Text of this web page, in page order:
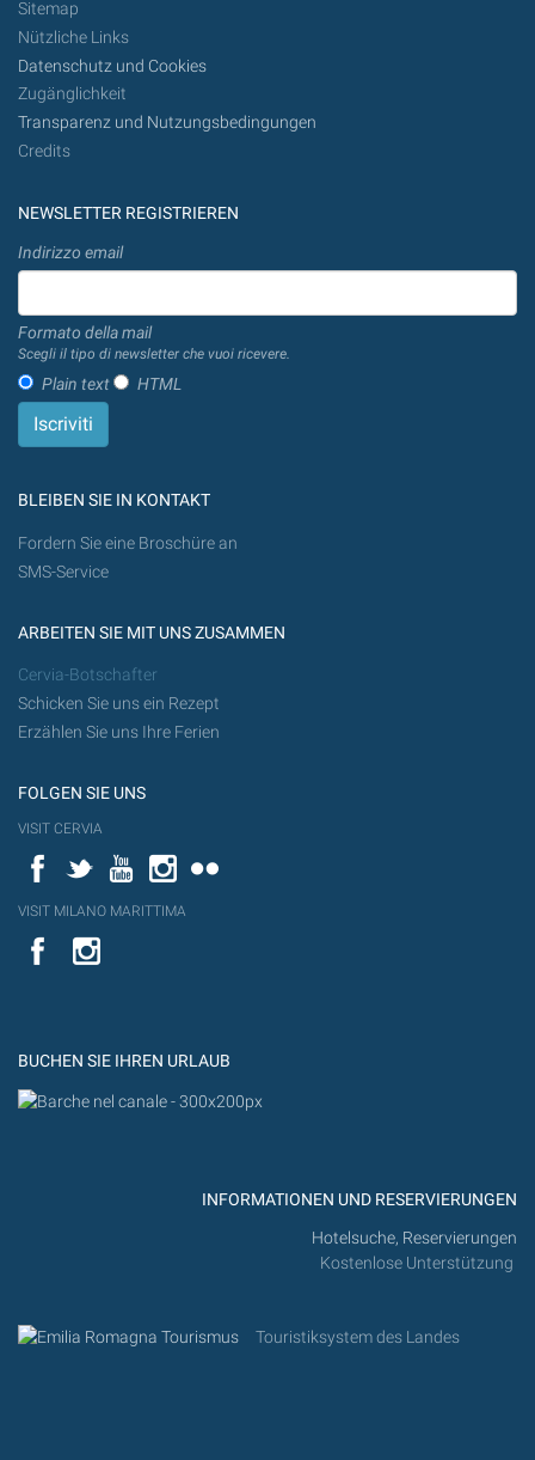
Sitemap
Nützliche Links
Datenschutz und Cookies
Zugänglichkeit
Transparenz und Nutzungsbedingungen
Credits
NEWSLETTER REGISTRIEREN
Indirizzo email
Formato della mail
Scegli il tipo di newsletter che vuoi ricevere.
Plain text HTML
BLEIBEN SIE IN KONTAKT
Fordern Sie eine Broschüre an
SMS-Service
ARBEITEN SIE MIT UNS ZUSAMMEN
Cervia-Botschafter
Schicken Sie uns ein Rezept
Erzählen Sie uns Ihre Ferien
FOLGEN SIE UNS
VISIT CERVIA
FacebookTwitterYouTubeInstagram
VISIT MILANO MARITTIMA
YouTube
BUCHEN SIE IHREN URLAUB
INFORMATIONEN UND RESERVIERUNGEN
Hotelsuche, Reservierungen
Kostenlose Unterstützung
Touristiksystem des Landes